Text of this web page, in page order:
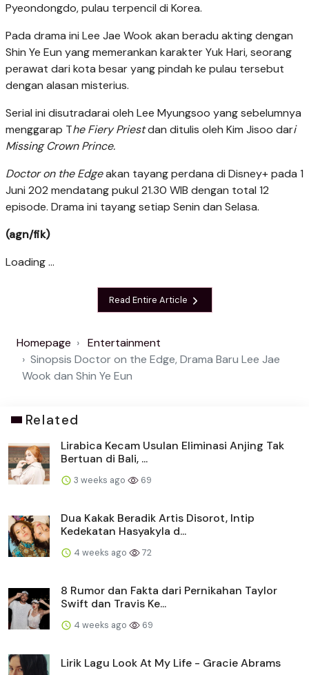
Pyeondongdo, pulau terpencil di Korea.
Pada drama ini Lee Jae Wook akan beradu akting dengan
Shin Ye Eun yang memerankan karakter Yuk Hari, seorang
perawat dari kota besar yang pindah ke pulau tersebut
dengan alasan misterius.
Serial ini disutradarai oleh Lee Myungsoo yang sebelumnya
menggarap The Fiery Priestdan ditulis oleh Kim Jisoo dari
Missing Crown Prince.
Doctor on the Edgeakan tayang perdana di Disney+ pada 1
Juni 202 mendatang pukul 21.30 WIB dengan total 12
episode. Drama ini tayang setiap Senin dan Selasa.
(agn/fik)
Loading ...
Read Entire Article
Homepage
Entertainment
Sinopsis Doctor on the Edge, Drama Baru Lee Jae
Wook dan Shin Ye Eun
Related
Lirabica Kecam Usulan Eliminasi Anjing Tak
Bertuan di Bali, ...
3 weeks ago 69
Dua Kakak Beradik Artis Disorot, Intip
Kedekatan Hasyakyla d...
4 weeks ago 72
8 Rumor dan Fakta dari Pernikahan Taylor
Swift dan Travis Ke...
4 weeks ago 69
Lirik Lagu Look At My Life - Gracie Abrams